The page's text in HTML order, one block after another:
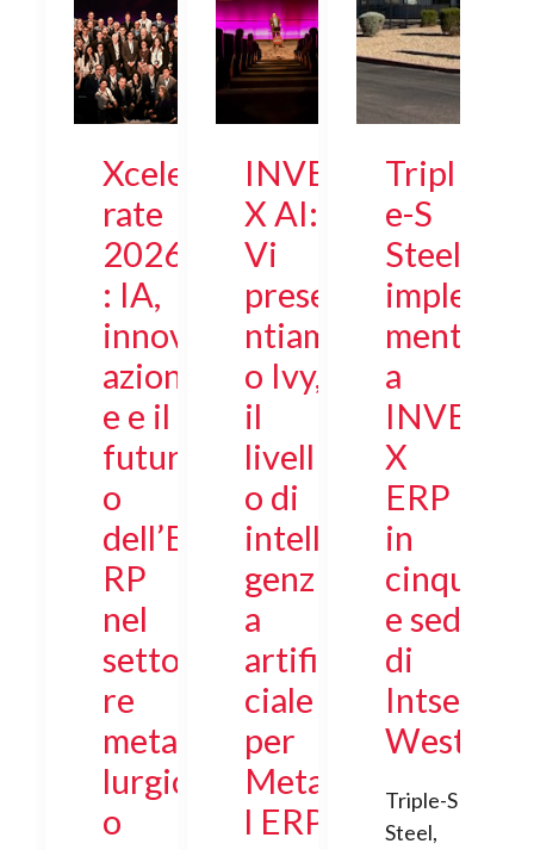
Xcele
rate
2026
: IA,
innov
azion
e e il
futur
o
dell’E
RP
nel
setto
re
metal
lurgic
o
INVE
X AI:
Vi
prese
ntiam
o Ivy,
il
livell
o di
intelli
genz
a
artifi
ciale
per
Meta
l ERP
Tripl
e-S
Steel
imple
ment
a
INVE
X
ERP
in
cinqu
e sedi
di
Intsel
West
Triple-S
Steel,